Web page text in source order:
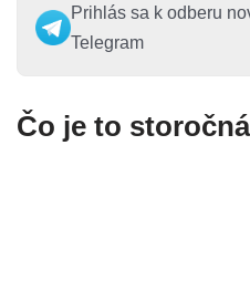
Prihlás sa k odberu
Telegram
Čo je to